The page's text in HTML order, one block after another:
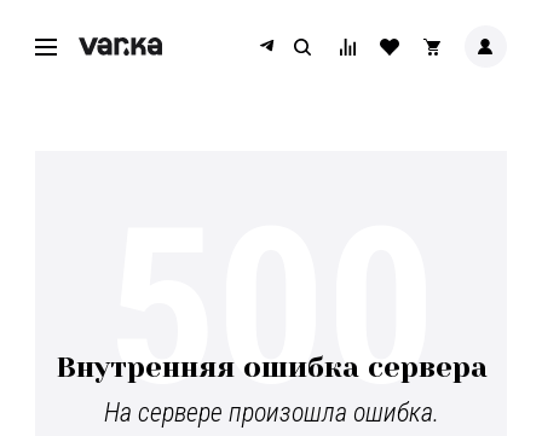
Внутренняя ошибка сервера
На сервере произошла ошибка.
500